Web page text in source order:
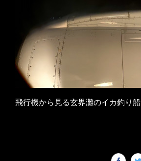
飛行機から見る玄界灘のイカ釣り船